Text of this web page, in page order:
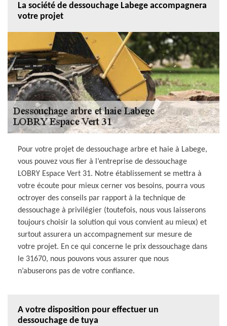
La société de dessouchage Labege accompagnera
votre projet
Pour votre projet de dessouchage arbre et haie à Labege,
vous pouvez vous fier à l’entreprise de dessouchage
LOBRY Espace Vert 31. Notre établissement se mettra à
votre écoute pour mieux cerner vos besoins, pourra vous
octroyer des conseils par rapport à la technique de
dessouchage à privilégier (toutefois, nous vous laisserons
toujours choisir la solution qui vous convient au mieux) et
surtout assurera un accompagnement sur mesure de
votre projet. En ce qui concerne le prix dessouchage dans
le 31670, nous pouvons vous assurer que nous
n’abuserons pas de votre confiance.
A votre disposition pour effectuer un
dessouchage de tuya